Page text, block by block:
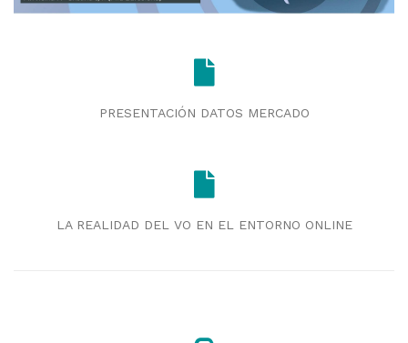
PRESENTACIÓN DATOS MERCADO
LA REALIDAD DEL VO EN EL ENTORNO ONLINE